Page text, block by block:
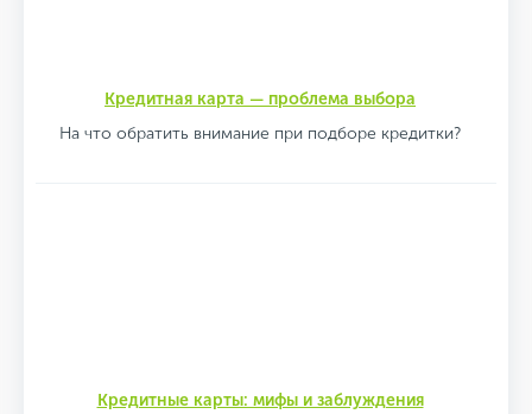
Кредитная карта — проблема выбора
На что обратить внимание при подборе кредитки?
Кредитные карты: мифы и заблуждения